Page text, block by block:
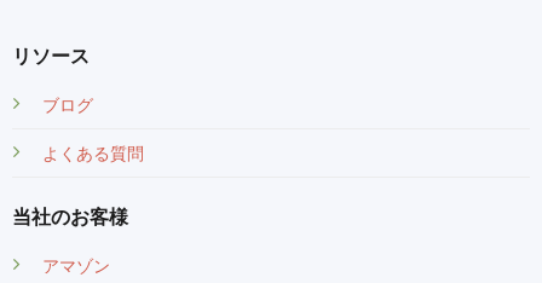
リソース
ブログ
よくある質問
当社のお客様
アマゾン